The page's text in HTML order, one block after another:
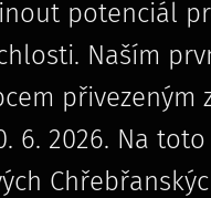
potenciál
Naším
přivezeným
6. 2026. Na